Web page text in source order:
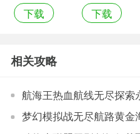
奔跑手机游
下载
监狱破解版
下载
相关攻略